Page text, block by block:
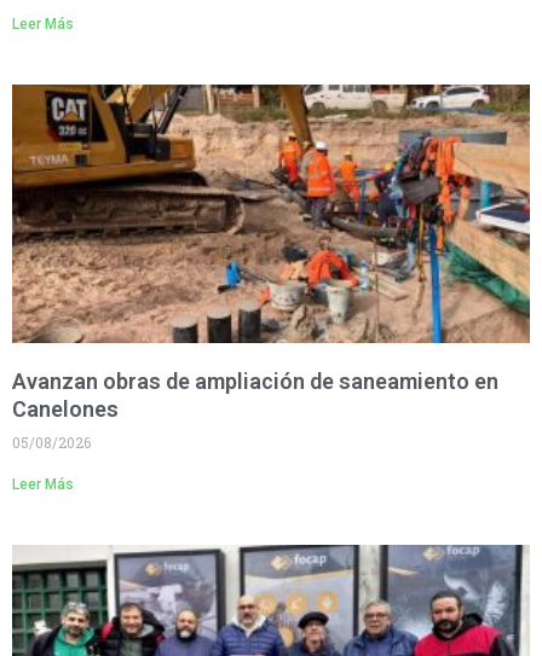
Leer Más
Avanzan obras de ampliación de saneamiento en
Canelones
05/08/2026
Leer Más